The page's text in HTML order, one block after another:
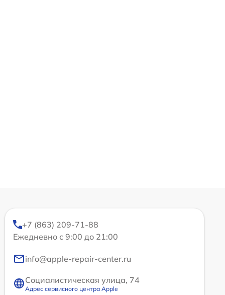
+7 (863) 209-71-88
Ежедневно с 9:00 до 21:00
info@apple-repair-center.ru
Социалистическая улица, 74
Адрес сервисного центра Apple